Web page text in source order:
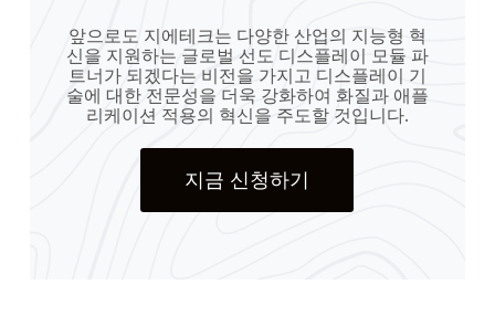
앞으로도 지에테크는 다양한 산업의 지능형 혁
신을 지원하는 글로벌 선도 디스플레이 모듈 파
트너가 되겠다는 비전을 가지고 디스플레이 기
술에 대한 전문성을 더욱 강화하여 화질과 애플
리케이션 적용의 혁신을 주도할 것입니다.
지금 신청하기